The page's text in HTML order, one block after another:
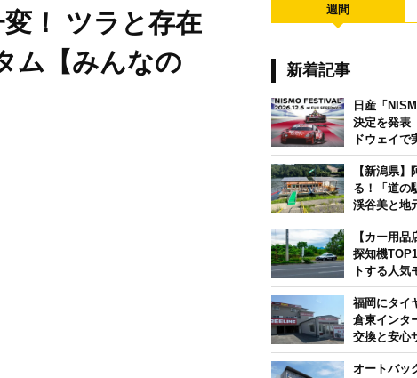
！ ツラと存在
ム【みんなの
週間
新着記事
日産「
決定を発表
ドウェイで
【新潟県
る！「道の
渓谷美と地
【カー用
探知機
トする人気
版】
福岡にタイ
倉東インタ
交換と安心
オートバッ